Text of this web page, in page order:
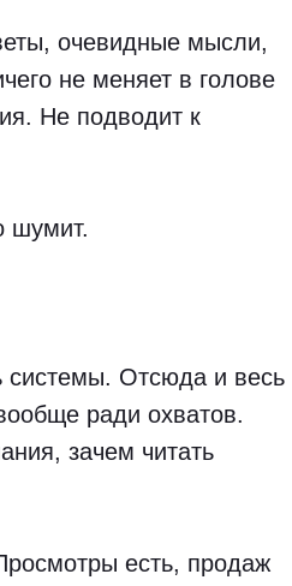
очевидные мысли,
не меняет в голове
Не подводит к
шумит.
системы. Отсюда и весь
ради охватов.
зачем читать
есть, продаж